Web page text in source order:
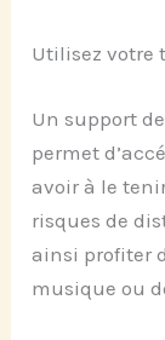
Utilisez votre
Un support
permet
avoir à le
risques de
ainsi profiter
musique ou